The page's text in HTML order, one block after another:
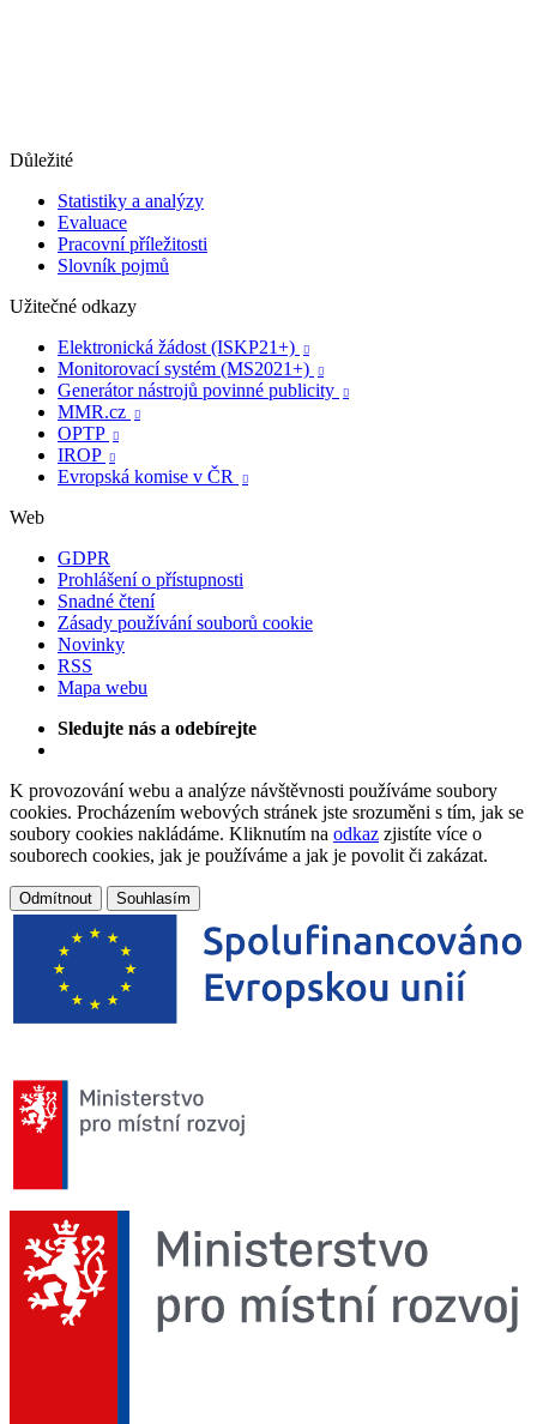
Důležité
Statistiky a analýzy
Evaluace
Pracovní příležitosti
Slovník pojmů
Užitečné odkazy
Elektronická žádost (ISKP21+)

Monitorovací systém (MS2021+) 
Generátor nástrojů povinné publicity 
MMR.cz 
OPTP 
IROP 
Evropská komise v ČR 
Web
GDPR
Prohlášení o přístupnosti
Snadné čtení
Zásady používání souborů cookie
Novinky
RSS
Mapa webu
Sledujte nás a odebírejte
K provozování webu a analýze návštěvnosti používáme soubory
cookies. Procházením webových stránek jste srozuměni s tím, jak se
soubory cookies nakládáme. Kliknutím na odkaz zjistíte více o
souborech cookies, jak je používáme a jak je povolit či zakázat.
Odmítnout Souhlasím